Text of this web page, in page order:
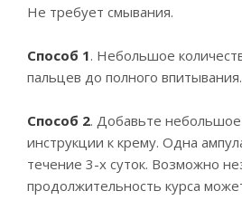
Не требует смывания.
Способ 1. Небольшое
пальцев до полного
Способ 2. Добавьте небольшое
инструкции к крему. Одна
течение 3-х суток. Возможно
продолжительность курса